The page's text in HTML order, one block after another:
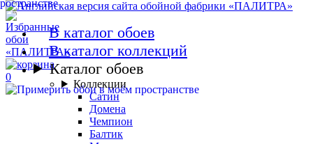
0
В каталог обоев
В каталог коллекций
Каталог обоев
Коллекции
Сатин
Домена
Чемпион
Балтик